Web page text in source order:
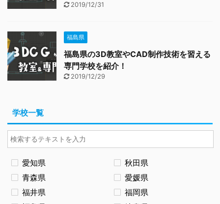
2019/12/31
福島県
福島県の3D教室やCAD制作技術を習える
専門学校を紹介！
2019/12/29
学校一覧
愛知県
秋田県
青森県
愛媛県
福井県
福岡県